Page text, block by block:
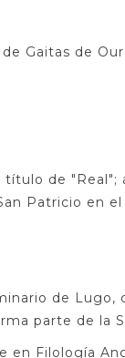
Gaitas de
de
Patricio en
de
parte de
en Filología